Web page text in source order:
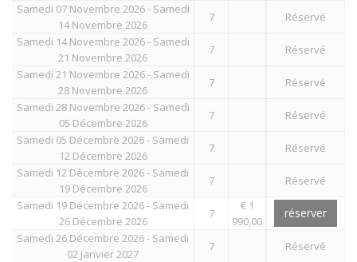
Samedi 07 Novembre 2026 - Samedi
14 Novembre 2026
7
Réservé
Samedi 14 Novembre 2026 - Samedi
21 Novembre 2026
7
Réservé
Samedi 21 Novembre 2026 - Samedi
28 Novembre 2026
7
Réservé
Samedi 28 Novembre 2026 - Samedi
05 Décembre 2026
7
Réservé
Samedi 05 Décembre 2026 - Samedi
12 Décembre 2026
7
Réservé
Samedi 12 Décembre 2026 - Samedi
19 Décembre 2026
7
Réservé
Samedi 19 Décembre 2026 - Samedi
26 Décembre 2026
7
€ 1
990,00
réserver
Samedi 26 Décembre 2026 - Samedi
02 Janvier 2027
7
Réservé